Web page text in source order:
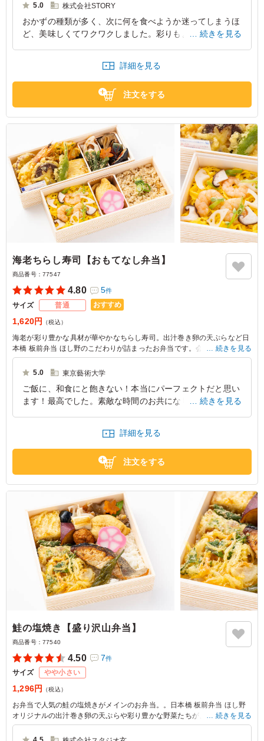
5.0 株式会社STORY
おかずの種類が多く、次に何を食べようか迷ってしまうほ
ど、美味しくてワクワクしました。彩りもよく、素晴らし
東京都渋谷区千駄ヶ谷2026/01/27
続きを見る
詳細を見る
注文をする
海老ちらし寿司【おもてなし弁当】
商品番号： 77547
4.80 5件
サイズ 普通 おすすめ
1,620円 （税込）
海老が彩り豊かな具材が華やかなちらし寿司。出汁巻き卵の天ぷらなど日
本橋 板前弁当 ほし野のこだわりが詰まったお弁当です。会議やおもてな
しなどにおすすめです。
続きを見る
5.0 東京藝術大学
ご飯に、和食にと飽きない！本当にパーフェクトだと思い
ます！最高でした。素敵な時間のお共になり大変うれしか
東京都台東区上野公園2026/06/18
続きを見る
詳細を見る
注文をする
鮭の塩焼き【盛り沢山弁当】
商品番号： 77540
4.50 7件
サイズ やや小さい
1,296円 （税込）
お弁当で人気の鮭の塩焼きがメインのお弁当。。日本橋 板前弁当 ほし野
オリジナルの出汁巻き卵の天ぷらや彩り豊かな野菜たちが、心を満たしま
す。社内懇親ランチや会議に最適です。
続きを見る